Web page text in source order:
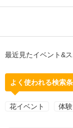
最近見たイベント&
よく使われる検索
花イベント 体